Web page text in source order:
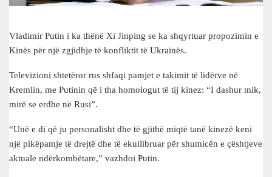
Vladimir Putin i ka thënë Xi Jinping se ka shqyrtuar propozimin e
Kinës për një zgjidhje të konfliktit të Ukrainës.
Televizioni shtetëror rus shfaqi pamjet e takimit të lidërve në
Kremlin, me Putinin që i tha homologut të tij kinez: “I dashur mik,
mirë se erdhe në Rusi”.
“Unë e di që ju personalisht dhe të gjithë miqtë tanë kinezë keni
një pikëpamje të drejtë dhe të ekuilibruar për shumicën e çështjeve
aktuale ndërkombëtare,” vazhdoi Putin.